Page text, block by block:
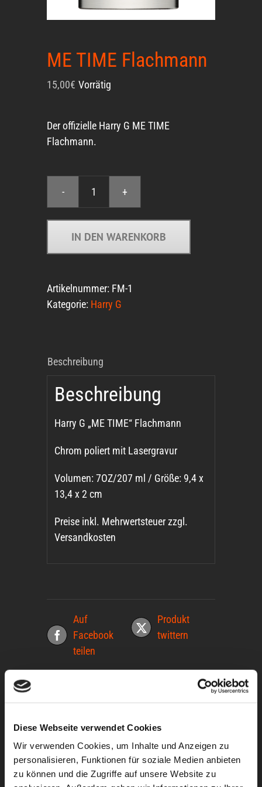
Diese Webseite verwendet Cookies
Wir verwenden Cookies, um Inhalte und Anzeigen zu
personalisieren, Funktionen für soziale Medien anbieten
zu können und die Zugriffe auf unsere Website zu
ME TIME Flachmann
15,00€ Vorrätig
Der offizielle Harry G ME TIME
Flachmann.
ME
Flachmann
IN DEN WARENKORB
Artikelnummer: FM-1
Kategorie: Harry G
Beschreibung
Beschreibung
Harry G „ME TIME“ Flachmann
Chrom poliert mit Lasergravur
Volumen: 7OZ/207 ml / Größe: 9,4 x
13,4 x 2 cm
Preise inkl. Mehrwertsteuer zzgl.
Versandkosten
Auf
Facebook
teilen
Produkt
twittern
Produkt
mailen